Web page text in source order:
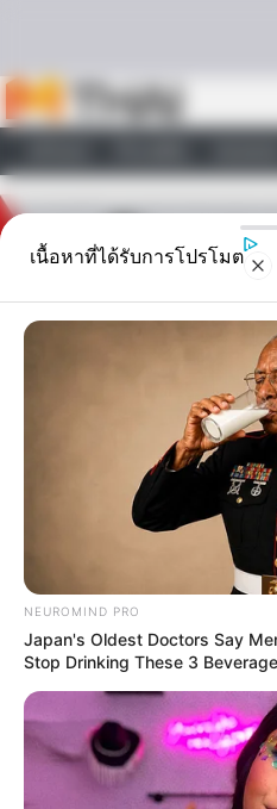
ไลฟ์สไตล์
ดูดวงรายวัน
ดวงรายวัน
พฤศจิกายน
เนื้อหาที่ได้รับการโปรโมต
NEUROMIND PRO
Japan's Oldest Doctors Say
Stop Drinking These 3